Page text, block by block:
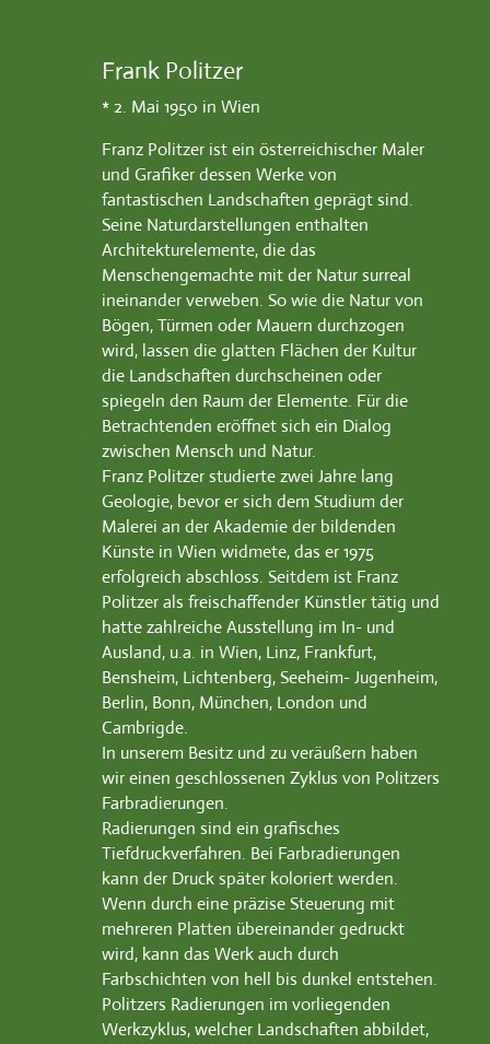
Frank Politzer
* 2. Mai 1950 in Wien
Franz Politzer ist ein österreichischer Maler
und Grafiker dessen Werke von
fantastischen Landschaften geprägt sind.
Seine Naturdarstellungen enthalten
Architekturelemente, die das
Menschengemachte mit der Natur surreal
ineinander verweben. So wie die Natur von
Bögen, Türmen oder Mauern durchzogen
wird, lassen die glatten Flächen der Kultur
die Landschaften durchscheinen oder
spiegeln den Raum der Elemente. Für die
Betrachtenden eröffnet sich ein Dialog
zwischen Mensch und Natur.
Franz Politzer studierte zwei Jahre lang
Geologie, bevor er sich dem Studium der
Malerei an der Akademie der bildenden
Künste in Wien widmete, das er 1975
erfolgreich abschloss. Seitdem ist Franz
Politzer als freischaffender Künstler tätig und
hatte zahlreiche Ausstellung im In- und
Ausland, u.a. in Wien, Linz, Frankfurt,
Bensheim, Lichtenberg, Seeheim- Jugenheim,
Berlin, Bonn, München, London und
Cambrigde.
In unserem Besitz und zu veräußern haben
wir einen geschlossenen Zyklus von Politzers
Farbradierungen.
Radierungen sind ein grafisches
Tiefdruckverfahren. Bei Farbradierungen
kann der Druck später koloriert werden.
Wenn durch eine präzise Steuerung mit
mehreren Platten übereinander gedruckt
wird, kann das Werk auch durch
Farbschichten von hell bis dunkel entstehen.
Politzers Radierungen im vorliegenden
Werkzyklus, welcher Landschaften abbildet,